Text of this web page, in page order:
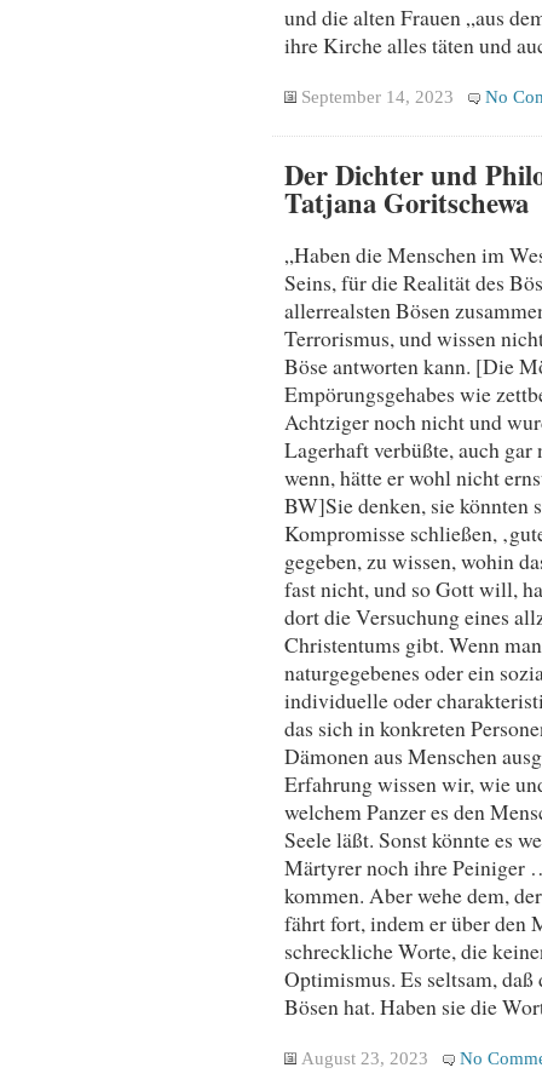
und die alten Frauen „aus
ihre Kirche alles täten und
September 14, 2023 No
Der Dichter und
Tatjana Goritschewa
„Haben die Menschen im
Seins, für die Realität des
allerrealsten Bösen
Terrorismus, und wissen
Böse antworten kann. [Die
Empörungsgehabes wie
Achtziger noch nicht und
Lagerhaft verbüßte, auch
wenn, hätte er wohl nicht
BW]Sie denken, sie könnten
Kompromisse schließen,
gegeben, zu wissen, wohin
fast nicht, und so Gott will,
dort die Versuchung eines
Christentums gibt. Wenn
naturgegebenes oder ein
individuelle oder
das sich in konkreten
Dämonen aus Menschen
Erfahrung wissen wir, wie
welchem Panzer es den
Seele läßt. Sonst könnte es
Märtyrer noch ihre Peiniger
kommen. Aber wehe dem,
fährt fort, indem er über den
schreckliche Worte, die
Optimismus. Es seltsam,
Bösen hat. Haben sie die
August 23, 2023 No